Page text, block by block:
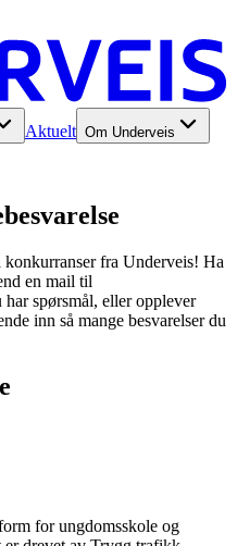
Aktuelt Om Underveis
konkurranser fra Underveis! Ha
en mail til
har spørsmål, eller opplever
inn så mange besvarelser du
for ungdomsskole og